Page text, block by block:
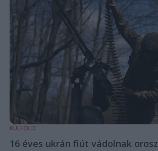
KÜLFÖLD
16 éves ukrán fiút vádolnak orosz